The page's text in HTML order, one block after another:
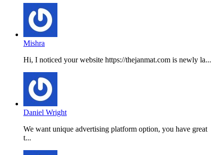
Mishra
Hi, I noticed your website https://thejanmat.com is newly la...
Daniel Wright
We want unique advertising platform option, you have great
t...